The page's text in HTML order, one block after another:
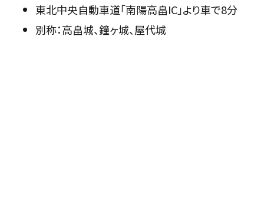
東北中央自動車道「南陽高畠IC」より車で8分
別称：高畠城、鐘ヶ城、屋代城